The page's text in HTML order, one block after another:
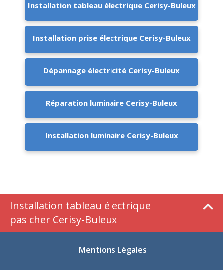
Installation tableau électrique Cerisy-Buleux
Installation prise électrique Cerisy-Buleux
Dépannage électricité Cerisy-Buleux
Réparation luminaire Cerisy-Buleux
Installation luminaire Cerisy-Buleux
Installation tableau électrique
pas cher Cerisy-Buleux
Mentions Légales